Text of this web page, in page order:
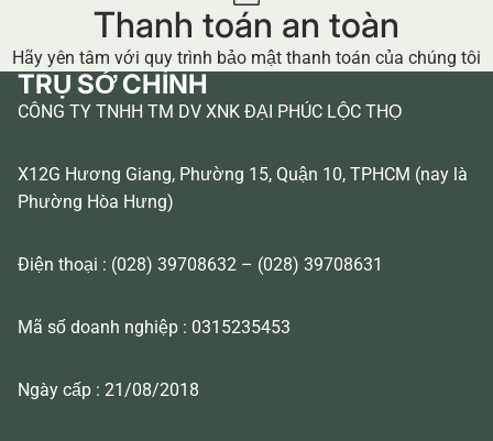
Thanh toán an toàn
Hãy yên tâm với quy trình bảo mật thanh toán của chúng tôi
TRỤ SỞ CHÍNH
CÔNG TY TNHH TM DV XNK ĐẠI PHÚC LỘC THỌ
X12G Hương Giang, Phường 15, Quận 10, TPHCM (nay là
Phường Hòa Hưng)
Điện thoại : (028) 39708632 – (028) 39708631
Mã số doanh nghiệp : 0315235453
Ngày cấp : 21/08/2018